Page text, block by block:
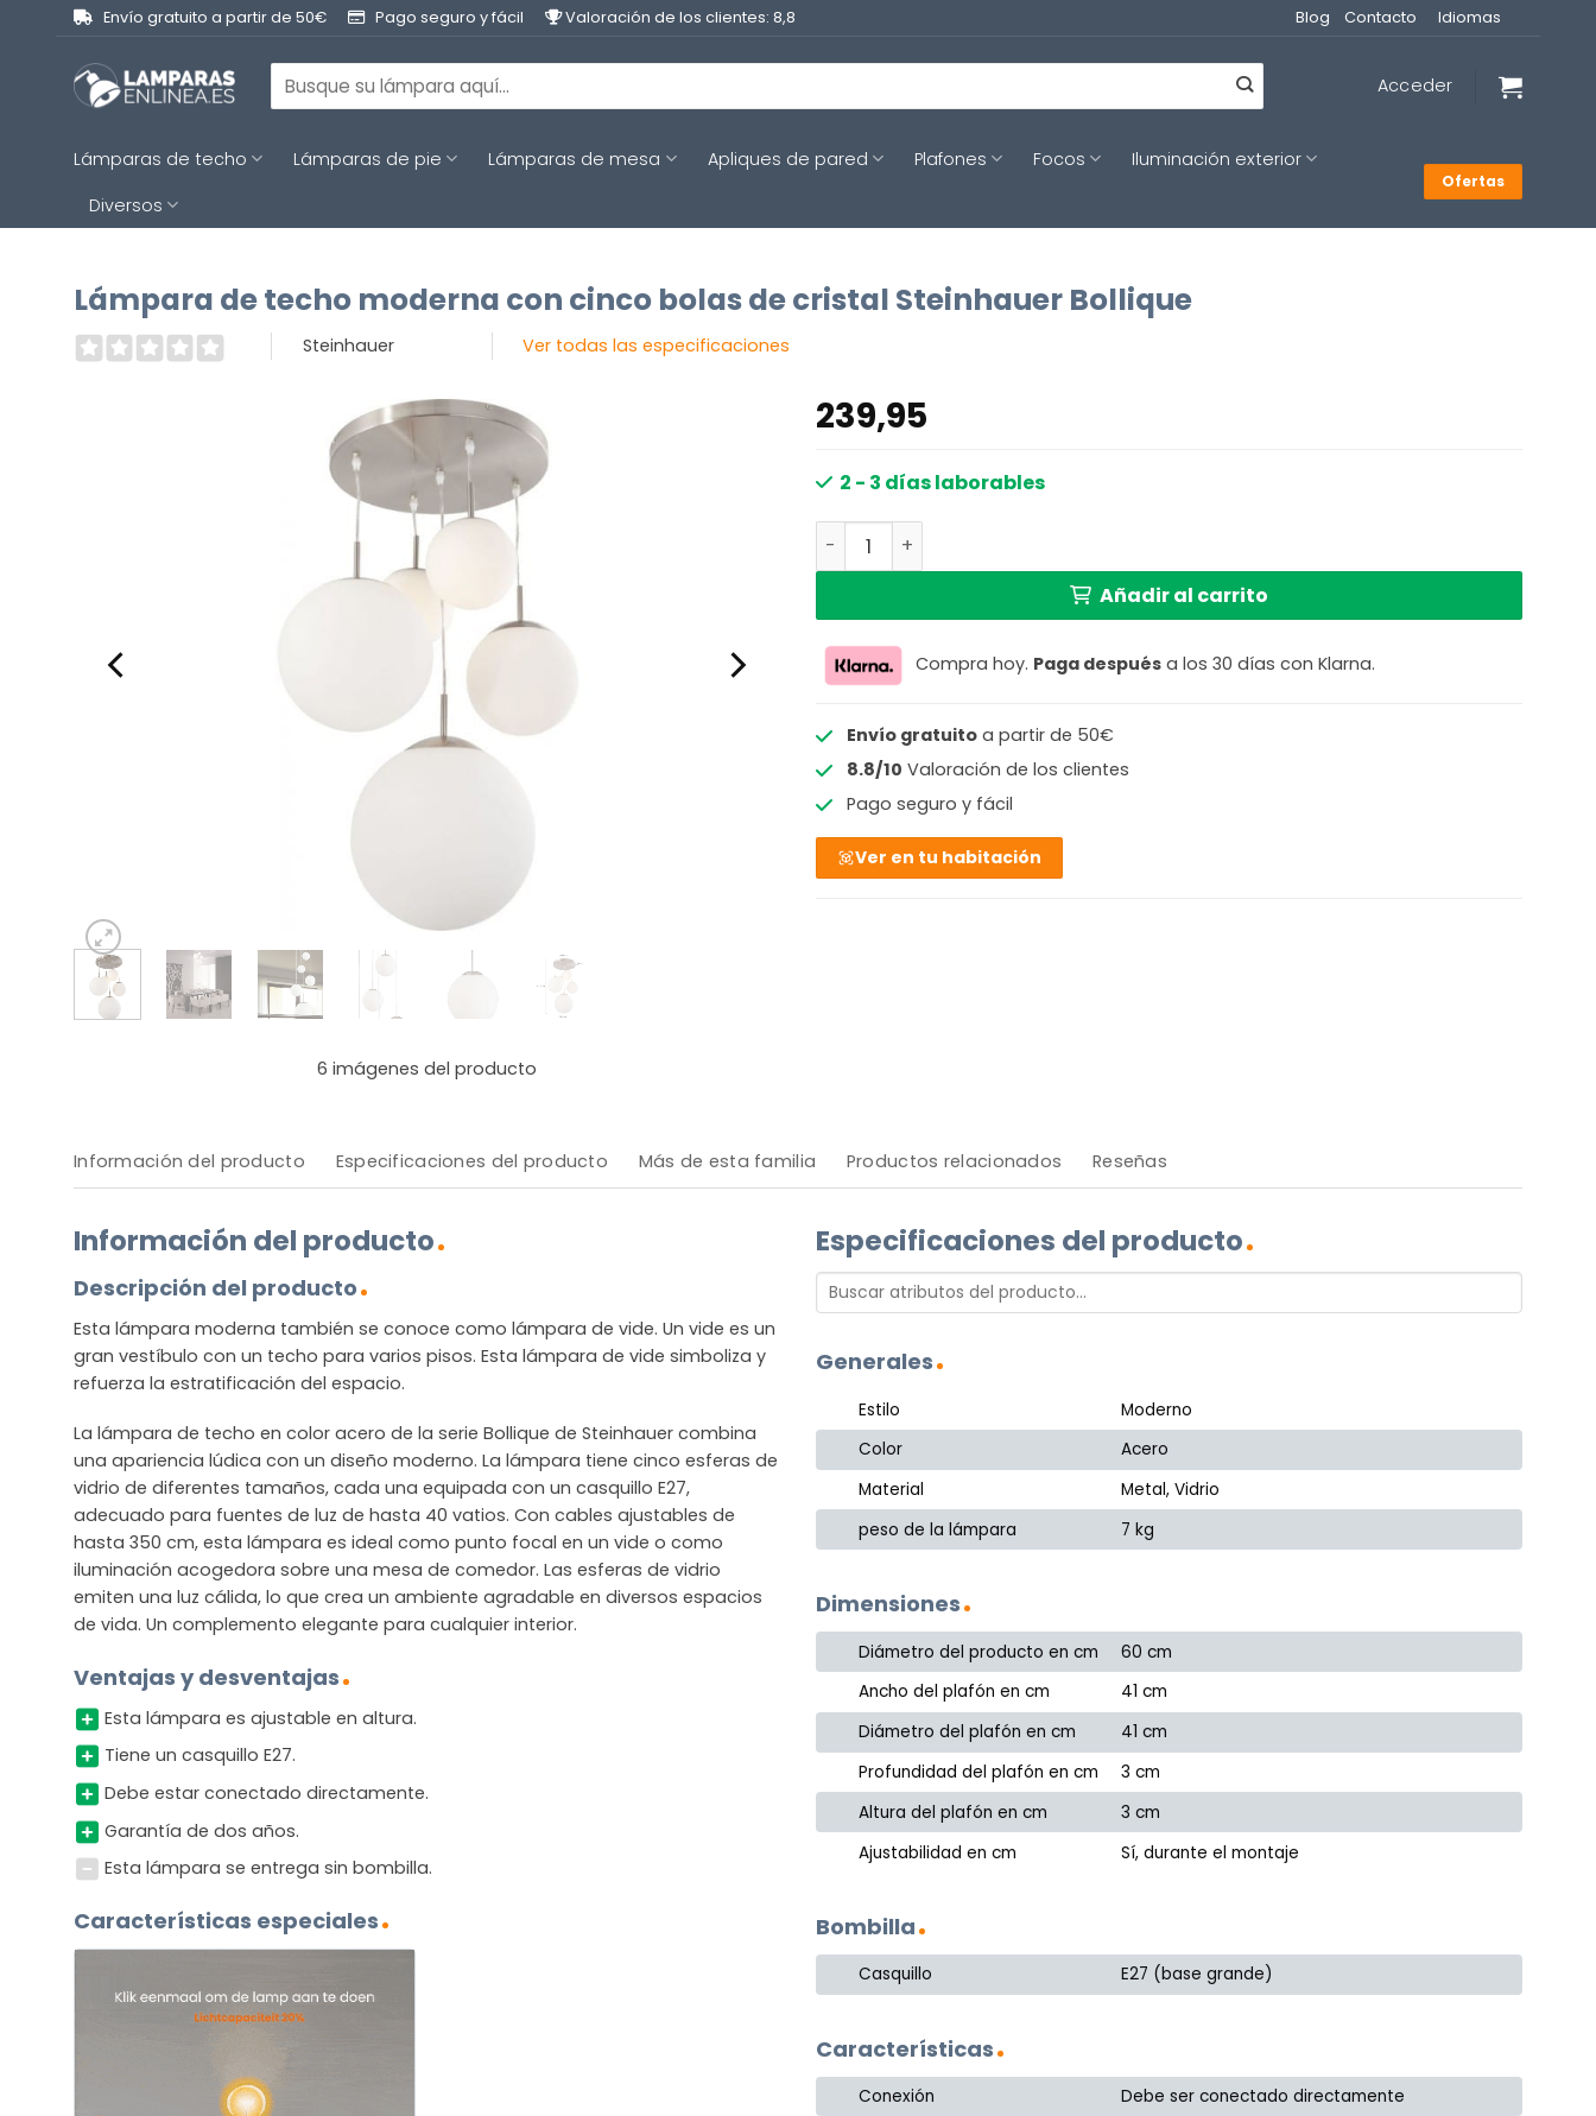
contenido
Envío gratuito a partir de 50€ Pago seguro y fácil Valoración de los clientes: 8,8 Blog Contacto Idiomas
Buscar
por:
Acceder
Lámparas de techo Lámparas de pie Lámparas de mesa Apliques de pared Plafones Focos
Iluminación exterior
Diversos
Ofertas
Lámpara de techo moderna con cinco bolas de cristal Steinhauer Bollique
Steinhauer Ver todas las especificaciones
6 imágenes del producto
239,95
2 - 3 días laborables
Lámpara de techo moderna con cinco bolas de cristal Steinhauer Bollique
Añadir al carrito
Compra hoy. Paga después a los 30 días con Klarna.
Envío gratuitoa partir de 50€
8.8/10 Valoración de los clientes
Pago seguro y fácil
Ver en tu habitación
Información del producto Especificaciones del producto Más de esta familia Productos relacionados Reseñas
Información del producto
Descripción del producto
Esta lámpara moderna también se conoce como lámpara de vide. Un vide es un
gran vestíbulo con un techo para varios pisos. Esta lámpara de vide simboliza y
refuerza la estratificación del espacio.
La lámpara de techo en color acero de la serie Bollique de Steinhauer combina
una apariencia lúdica con un diseño moderno. La lámpara tiene cinco esferas de
vidrio de diferentes tamaños, cada una equipada con un casquillo E27,
adecuado para fuentes de luz de hasta 40 vatios. Con cables ajustables de
hasta 350 cm, esta lámpara es ideal como punto focal en un vide o como
iluminación acogedora sobre una mesa de comedor. Las esferas de vidrio
emiten una luz cálida, lo que crea un ambiente agradable en diversos espacios
de vida. Un complemento elegante para cualquier interior.
Ventajas y desventajas
Esta lámpara es ajustable en altura.
Tiene un casquillo E27.
Debe estar conectado directamente.
Garantía de dos años.
Esta lámpara se entrega sin bombilla.
Características especiales
Especificaciones del producto
Generales
Estilo
Moderno
Color
Acero
Material
Metal, Vidrio
peso de la lámpara
7 kg
Dimensiones
Diámetro del producto en cm
60 cm
Ancho del plafón en cm
41 cm
Diámetro del plafón en cm
41 cm
Profundidad del plafón en cm
3 cm
Altura del plafón en cm
3 cm
Ajustabilidad en cm
Sí, durante el montaje
Bombilla
Casquillo E27 (base grande)
Características
Conexión
Debe ser conectado directamente